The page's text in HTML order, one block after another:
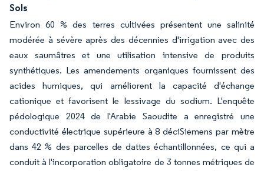
Sols
Environ 60 % des terres cultivées présentent une salinité
modérée à sévère après des décennies d'irrigation avec des
eaux saumâtres et une utilisation intensive de produits
synthétiques. Les amendements organiques fournissent des
acides humiques, qui améliorent la capacité d'échange
cationique et favorisent le lessivage du sodium. L'enquête
pédologique 2024 de l'Arabie Saoudite a enregistré une
conductivité électrique supérieure à 8 déciSiemens par mètre
dans 42 % des parcelles de dattes échantillonnées, ce qui a
conduit à l'incorporation obligatoire de 3 tonnes métriques de